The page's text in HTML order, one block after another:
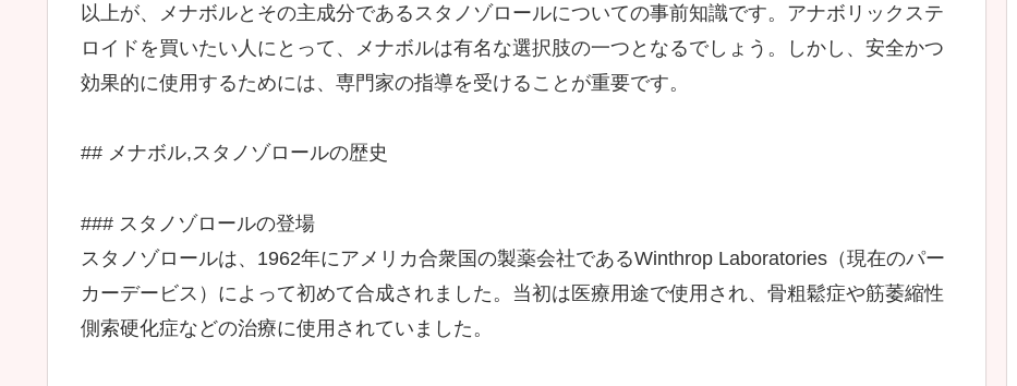
以上が、メナボルとその主成分であるスタノゾロールについての事前知識です。アナボリックステ
ロイドを買いたい人にとって、メナボルは有名な選択肢の一つとなるでしょう。しかし、安全かつ
効果的に使用するためには、専門家の指導を受けることが重要です。
## メナボル,スタノゾロールの歴史
### スタノゾロールの登場
スタノゾロールは、1962年にアメリカ合衆国の製薬会社であるWinthrop Laboratories（現在のパー
カーデービス）によって初めて合成されました。当初は医療用途で使用され、骨粗鬆症や筋萎縮性
側索硬化症などの治療に使用されていました。